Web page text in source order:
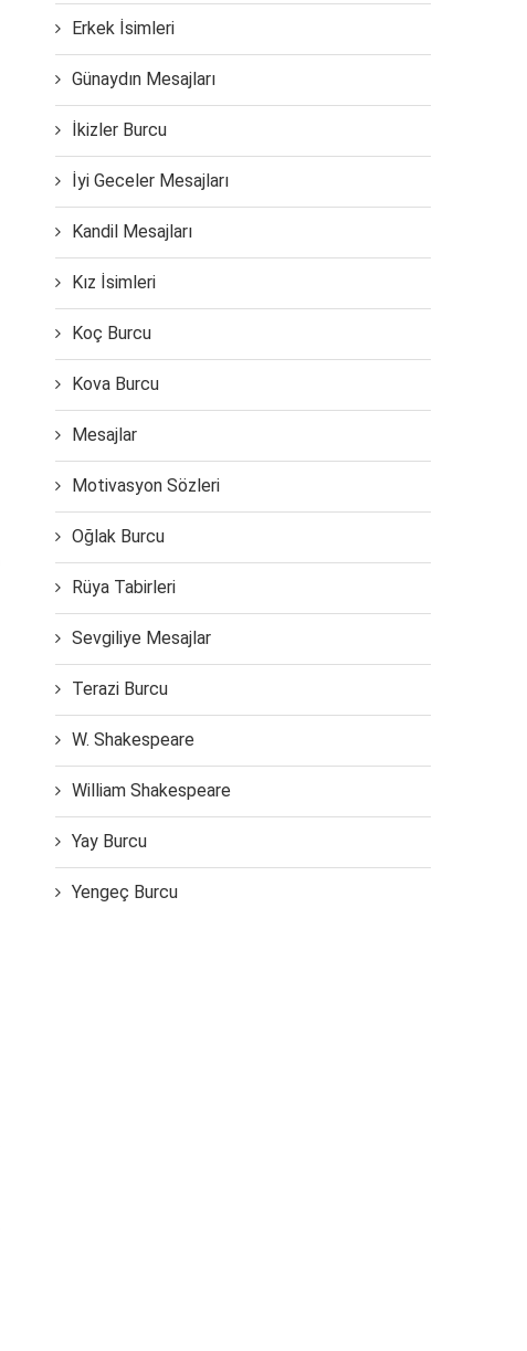
Erkek İsimleri
Günaydın Mesajları
İkizler Burcu
İyi Geceler Mesajları
Kandil Mesajları
Kız İsimleri
Koç Burcu
Kova Burcu
Mesajlar
Motivasyon Sözleri
Oğlak Burcu
Rüya Tabirleri
Sevgiliye Mesajlar
Terazi Burcu
W. Shakespeare
William Shakespeare
Yay Burcu
Yengeç Burcu